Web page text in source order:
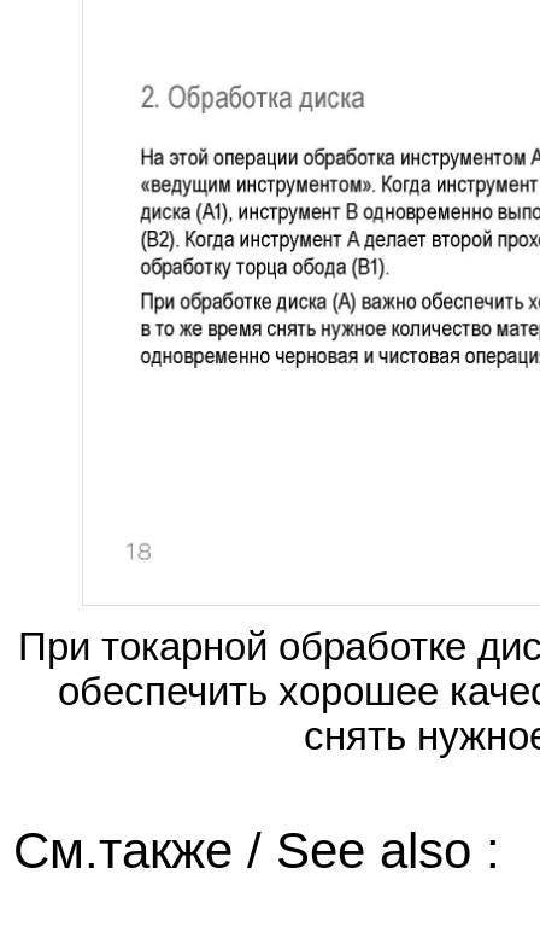
При токарной обработке
обеспечить хорошее
снять
См.также / See also :